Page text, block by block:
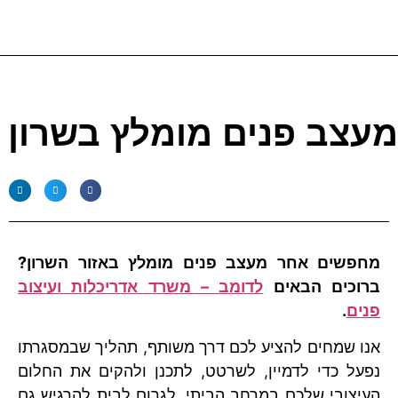
מעצב פנים מומלץ בשרון
מחפשים אחר מעצב פנים מומלץ באזור השרון?
ברוכים הבאים לדומב – משרד אדריכלות ועיצוב
פנים.
אנו שמחים להציע לכם דרך משותף, תהליך שבמסגרתו
נפעל כדי לדמיין, לשרטט, לתכנן ולהקים את החלום